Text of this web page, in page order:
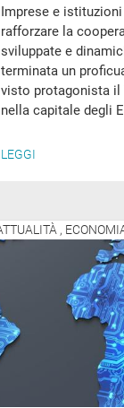
Imprese e
rafforzare la
sviluppate e
terminata un
visto protagonista il
nella capitale degli
LEGGI